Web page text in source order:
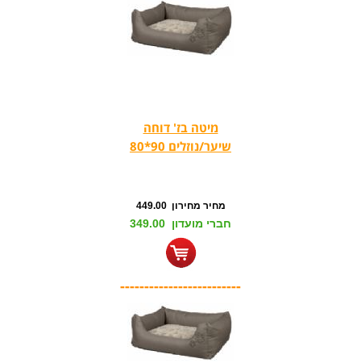
מיטה בז' דוחה
שיער/נוזלים 90*80
מחיר מחירון 449.00
חברי מועדון 349.00
-------------------------